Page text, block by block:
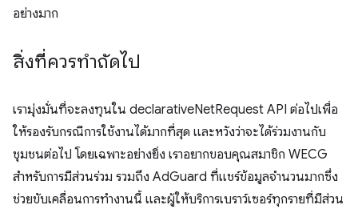
อย่างมาก
สิ่งที่ควรทำถัดไป
เรามุ่งมั่นที่จะลงทุนใน declarativeNetRequest API ต่อไปเพื่อ
ให้รองรับกรณีการใช้งานได้มากที่สุด และหวังว่าจะได้ร่วมงานกับ
ชุมชนต่อไป โดยเฉพาะอย่างยิ่ง เราอยากขอบคุณสมาชิก WECG
สำหรับการมีส่วนร่วม รวมถึง AdGuard ที่แชร์ข้อมูลจำนวนมากซึ่ง
ช่วยขับเคลื่อนการทำงานนี้ และผู้ให้บริการเบราว์เซอร์ทุกรายที่มีส่วน